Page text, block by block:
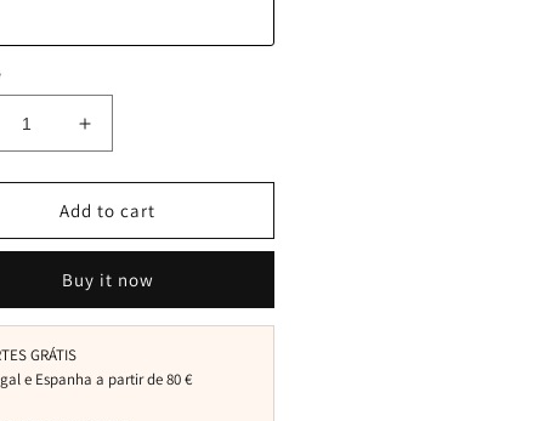
Increase
quantity
for
Tshirt
Strong
Add to cart
Buy it now